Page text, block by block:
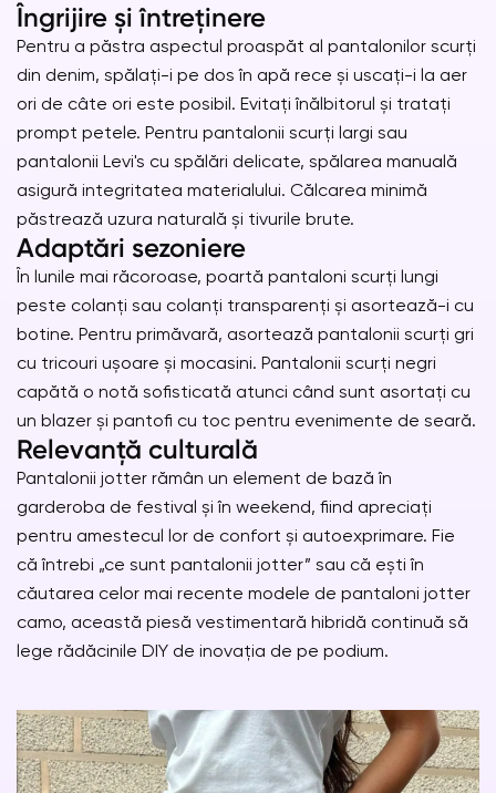
Îngrijire și întreținere
Pentru a păstra aspectul proaspăt al pantalonilor scurți
din denim, spălați-i pe dos în apă rece și uscați-i la aer
ori de câte ori este posibil. Evitați înălbitorul și tratați
prompt petele. Pentru pantalonii scurți largi sau
pantalonii Levi's cu spălări delicate, spălarea manuală
asigură integritatea materialului. Călcarea minimă
păstrează uzura naturală și tivurile brute.
Adaptări sezoniere
În lunile mai răcoroase, poartă pantaloni scurți lungi
peste colanți sau colanți transparenți și asortează-i cu
botine. Pentru primăvară, asortează pantalonii scurți gri
cu tricouri ușoare și mocasini. Pantalonii scurți negri
capătă o notă sofisticată atunci când sunt asortați cu
un blazer și pantofi cu toc pentru evenimente de seară.
Relevanță culturală
Pantalonii jotter rămân un element de bază în
garderoba de festival și în weekend, fiind apreciați
pentru amestecul lor de confort și autoexprimare. Fie
că întrebi „ce sunt pantalonii jotter” sau că ești în
căutarea celor mai recente modele de pantaloni jotter
camo, această piesă vestimentară hibridă continuă să
lege rădăcinile DIY de inovația de pe podium.